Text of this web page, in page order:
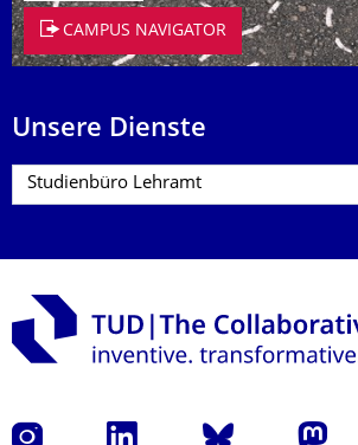
CAMPUS NAVIGATOR
Unsere Dienste
Instagram LinkedIn Bluesky